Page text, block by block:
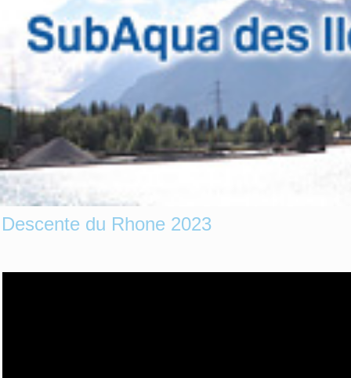
Descente du Rhone 2023